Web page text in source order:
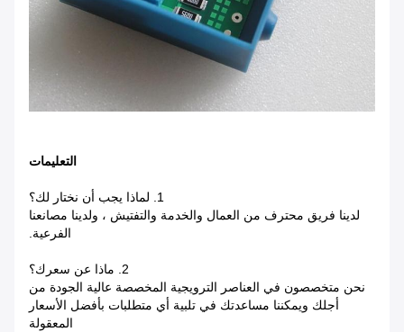
التعليمات
1. لماذا يجب أن نختار لك؟
لدينا فريق محترف من العمال والخدمة والتفتيش ، ولدينا مصانعنا
الفرعية.
2. ماذا عن سعرك؟
نحن متخصصون في العناصر الترويجية المخصصة عالية الجودة من
أجلك ويمكننا مساعدتك في تلبية أي متطلبات بأفضل الأسعار
المعقولة